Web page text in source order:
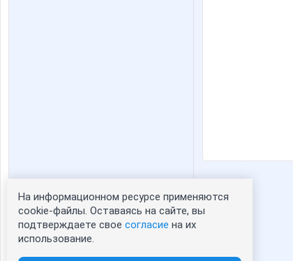
Статистика портрета:
сейчас просматривают портрет - 0
зарегистрированные пользователи
На информационном ресурсе применяются
cookie-файлы. Оставаясь на сайте, вы
подтверждаете свое согласие на их
использование.